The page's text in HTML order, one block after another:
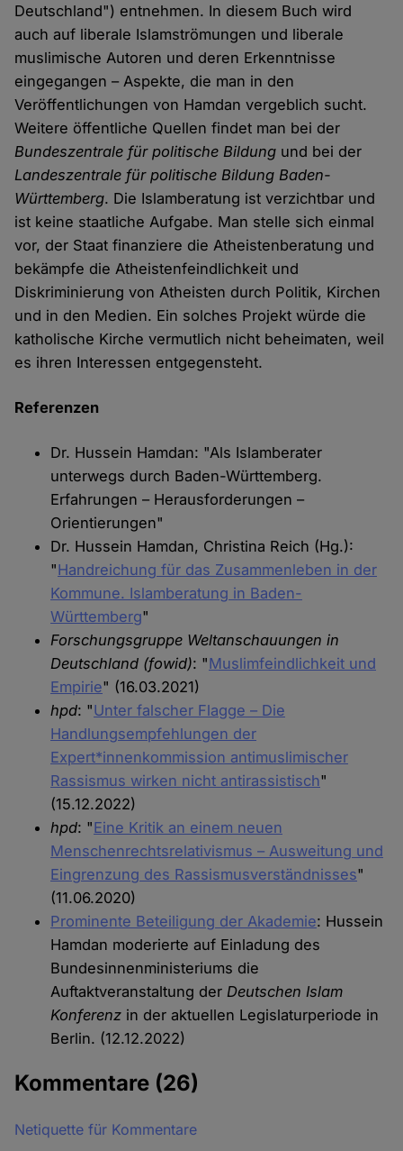
Deutschland") entnehmen. In diesem Buch wird
auch auf liberale Islamströmungen und liberale
muslimische Autoren und deren Erkenntnisse
eingegangen – Aspekte, die man in den
Veröffentlichungen von Hamdan vergeblich sucht.
Weitere öffentliche Quellen findet man bei der
Bundeszentrale für politische Bildung und bei der
Landeszentrale für politische Bildung Baden-
Württemberg. Die Islamberatung ist verzichtbar und
ist keine staatliche Aufgabe. Man stelle sich einmal
vor, der Staat finanziere die Atheistenberatung und
bekämpfe die Atheistenfeindlichkeit und
Diskriminierung von Atheisten durch Politik, Kirchen
und in den Medien. Ein solches Projekt würde die
katholische Kirche vermutlich nicht beheimaten, weil
es ihren Interessen entgegensteht.
Referenzen
Dr. Hussein Hamdan: "Als Islamberater
unterwegs durch Baden-Württemberg.
Erfahrungen – Herausforderungen –
Orientierungen"
Dr. Hussein Hamdan, Christina Reich (Hg.):
"Handreichung für das Zusammenleben in der
Kommune. Islamberatung in Baden-
Württemberg"
Forschungsgruppe Weltanschauungen in
Deutschland (fowid): "Muslimfeindlichkeit und
Empirie" (16.03.2021)
hpd: "Unter falscher Flagge – Die
Handlungsempfehlungen der
Expert*innenkommission antimuslimischer
Rassismus wirken nicht antirassistisch"
(15.12.2022)
hpd: "Eine Kritik an einem neuen
Menschenrechtsrelativismus – Ausweitung und
Eingrenzung des Rassismusverständnisses"
(11.06.2020)
Prominente Beteiligung der Akademie: Hussein
Hamdan moderierte auf Einladung des
Bundesinnenministeriums die
Auftaktveranstaltung der Deutschen Islam
Konferenz in der aktuellen Legislaturperiode in
Berlin. (12.12.2022)
Kommentare (26)
Netiquette für Kommentare